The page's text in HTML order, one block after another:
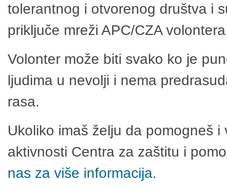
tolerantnog i otvorenog društva i
priključe mreži APC/CZA
Volonter može biti svako ko je
ljudima u nevolji i nema
rasa.
Ukoliko imaš želju da pomogneš
aktivnosti Centra za zaštitu i
nas za više informacija.